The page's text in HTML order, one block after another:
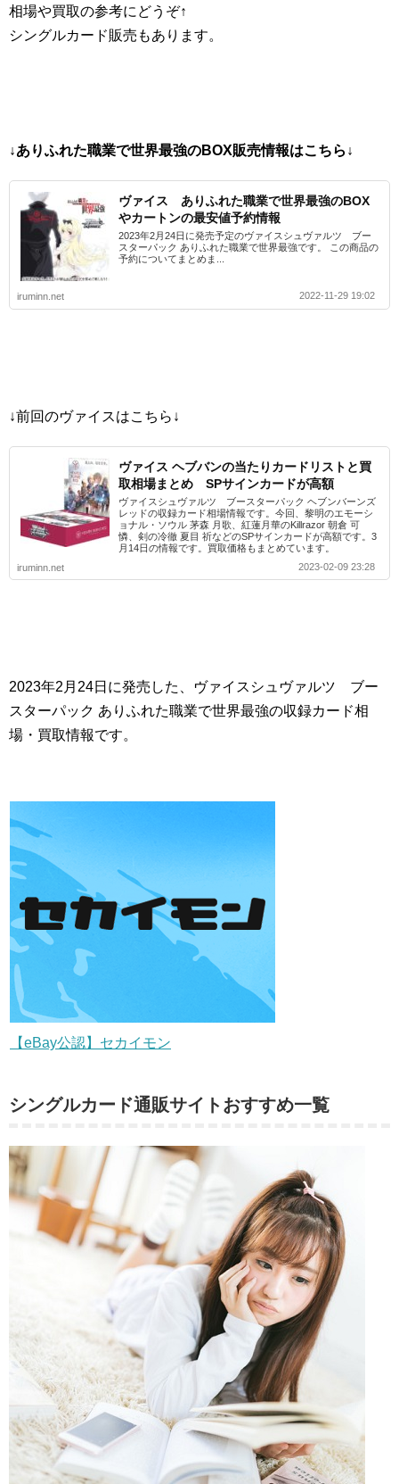
相場や買取の参考にどうぞ↑
シングルカード販売もあります。
↓ありふれた職業で世界最強のBOX販売情報はこちら↓
ヴァイス ありふれた職業で世界最強のBOX
やカートンの最安値予約情報
2023年2月24日に発売予定のヴァイスシュヴァルツ ブー
スターパック ありふれた職業で世界最強です。 この商品の
予約についてまとめま...
iruminn.net 2022-11-29 19:02
↓前回のヴァイスはこちら↓
ヴァイス ヘブバンの当たりカードリストと買
取相場まとめ SPサインカードが高額
ヴァイスシュヴァルツ ブースターパック ヘブンバーンズ
レッドの収録カード相場情報です。今回、黎明のエモーシ
ョナル・ソウル 茅森 月歌、紅蓮月華のKillrazor 朝倉 可
憐、剣の冷徹 夏目 祈などのSPサインカードが高額です。3
月14日の情報です。買取価格もまとめています。
iruminn.net
2023-02-09 23:28
2023年2月24日に発売した、ヴァイスシュヴァルツ ブー
スターパック ありふれた職業で世界最強の収録カード相
場・買取情報です。
【eBay公認】セカイモン
シングルカード通販サイトおすすめ一覧